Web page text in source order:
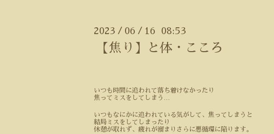
2023 / 06 / 16 08:53
【焦り】と体・こころ
いつも時間に追われて落ち着けなかったり
焦ってミスをしてしまう …
いつもなにかに追われている気がして、焦ってしまうと
結局ミスをしてしまったり
休憩が取れず、疲れが溜まり さらに悪循環に陥ります。